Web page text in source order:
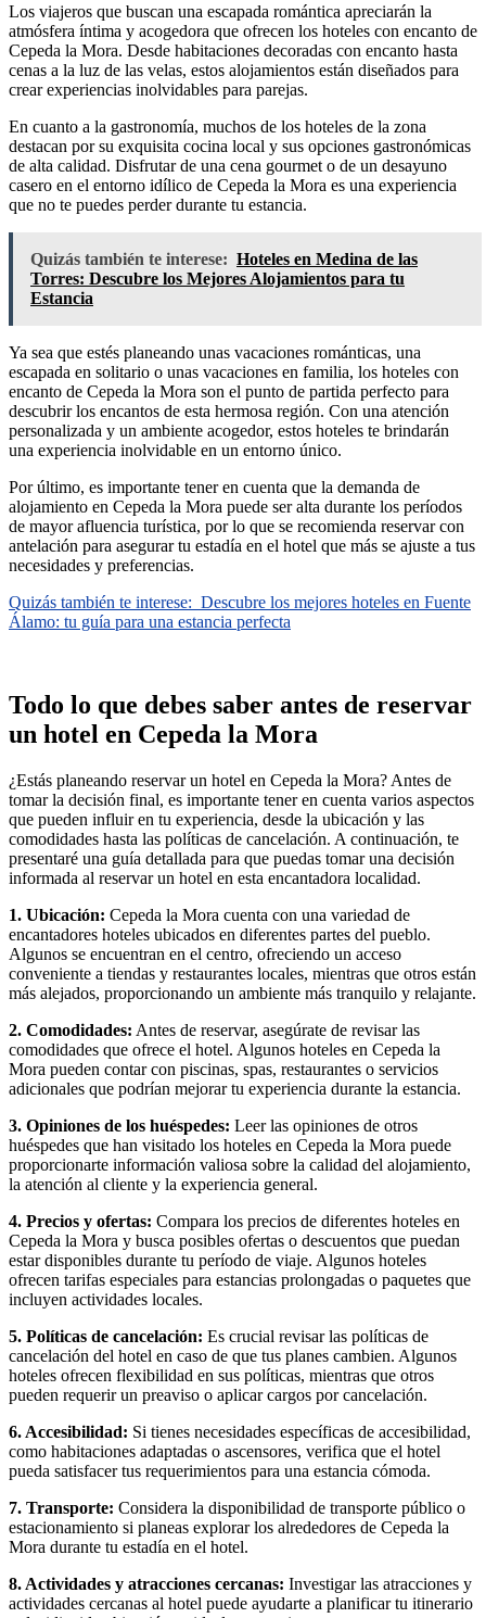
Los viajeros que buscan una escapada romántica apreciarán la
atmósfera íntima y acogedora que ofrecen los hoteles con encanto de
Cepeda la Mora. Desde habitaciones decoradas con encanto hasta
cenas a la luz de las velas, estos alojamientos están diseñados para
crear experiencias inolvidables para parejas.
En cuanto a la gastronomía, muchos de los hoteles de la zona
destacan por su exquisita cocina local y sus opciones gastronómicas
de alta calidad. Disfrutar de una cena gourmet o de un desayuno
casero en el entorno idílico de Cepeda la Mora es una experiencia
que no te puedes perder durante tu estancia.
Quizás también te interese: Hoteles en Medina de las
Torres: Descubre los Mejores Alojamientos para tu
Estancia
Ya sea que estés planeando unas vacaciones románticas, una
escapada en solitario o unas vacaciones en familia, los hoteles con
encanto de Cepeda la Mora son el punto de partida perfecto para
descubrir los encantos de esta hermosa región. Con una atención
personalizada y un ambiente acogedor, estos hoteles te brindarán
una experiencia inolvidable en un entorno único.
Por último, es importante tener en cuenta que la demanda de
alojamiento en Cepeda la Mora puede ser alta durante los períodos
de mayor afluencia turística, por lo que se recomienda reservar con
antelación para asegurar tu estadía en el hotel que más se ajuste a tus
necesidades y preferencias.
Quizás también te interese: Descubre los mejores hoteles en Fuente
Álamo: tu guía para una estancia perfecta
Todo lo que debes saber antes de reservar
un hotel en Cepeda la Mora
¿Estás planeando reservar un hotel en Cepeda la Mora? Antes de
tomar la decisión final, es importante tener en cuenta varios aspectos
que pueden influir en tu experiencia, desde la ubicación y las
comodidades hasta las políticas de cancelación. A continuación, te
presentaré una guía detallada para que puedas tomar una decisión
informada al reservar un hotel en esta encantadora localidad.
1. Ubicación: Cepeda la Mora cuenta con una variedad de
encantadores hoteles ubicados en diferentes partes del pueblo.
Algunos se encuentran en el centro, ofreciendo un acceso
conveniente a tiendas y restaurantes locales, mientras que otros están
más alejados, proporcionando un ambiente más tranquilo y relajante.
2. Comodidades: Antes de reservar, asegúrate de revisar las
comodidades que ofrece el hotel. Algunos hoteles en Cepeda la
Mora pueden contar con piscinas, spas, restaurantes o servicios
adicionales que podrían mejorar tu experiencia durante la estancia.
3. Opiniones de los huéspedes: Leer las opiniones de otros
huéspedes que han visitado los hoteles en Cepeda la Mora puede
proporcionarte información valiosa sobre la calidad del alojamiento,
la atención al cliente y la experiencia general.
4. Precios y ofertas: Compara los precios de diferentes hoteles en
Cepeda la Mora y busca posibles ofertas o descuentos que puedan
estar disponibles durante tu período de viaje. Algunos hoteles
ofrecen tarifas especiales para estancias prolongadas o paquetes que
incluyen actividades locales.
5. Políticas de cancelación: Es crucial revisar las políticas de
cancelación del hotel en caso de que tus planes cambien. Algunos
hoteles ofrecen flexibilidad en sus políticas, mientras que otros
pueden requerir un preaviso o aplicar cargos por cancelación.
6. Accesibilidad: Si tienes necesidades específicas de accesibilidad,
como habitaciones adaptadas o ascensores, verifica que el hotel
pueda satisfacer tus requerimientos para una estancia cómoda.
7. Transporte: Considera la disponibilidad de transporte público o
estacionamiento si planeas explorar los alrededores de Cepeda la
Mora durante tu estadía en el hotel.
8. Actividades y atracciones cercanas: Investigar las atracciones y
actividades cercanas al hotel puede ayudarte a planificar tu itinerario